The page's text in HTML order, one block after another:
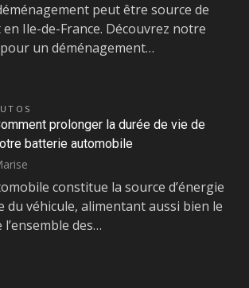
peut être source de
Ile-de-France. Découvrez notre
un déménagement…
prolonger la durée de vie de
batterie automobile
constitue la source d’énergie
du véhicule, alimentant aussi bien le
des…